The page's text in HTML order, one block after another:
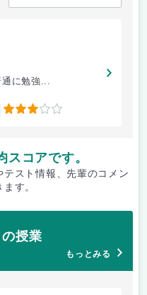
通に勉強...
3
スコアです。
スト情報、先輩のコメン
す。
授業
もっとみる